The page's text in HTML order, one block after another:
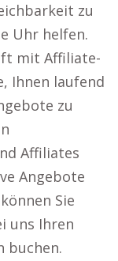
zu
Uhr helfen.
mit Affiliate-
Ihnen laufend
zu
Affiliates
Angebote
Sie
uns Ihren
buchen.